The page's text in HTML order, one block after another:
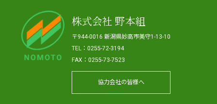
株式会社 野本組
〒944-0016 新潟県妙高市美守1-13-10
TEL：0255-72-3194
FAX：0255-73-7523
協力会社の皆様へ